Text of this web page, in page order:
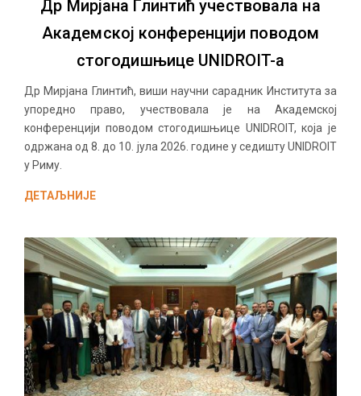
Др Мирјана Глинтић учествовала на
Академској конференцији поводом
стогодишњице UNIDROIT-а
Др Мирјана Глинтић, виши научни сарадник Института за
упоредно право, учествовала је на Академској
конференцији поводом стогодишњице UNIDROIT, која је
одржана од 8. до 10. јула 2026. године у седишту UNIDROIT
у Риму.
ДЕТАЉНИЈЕ